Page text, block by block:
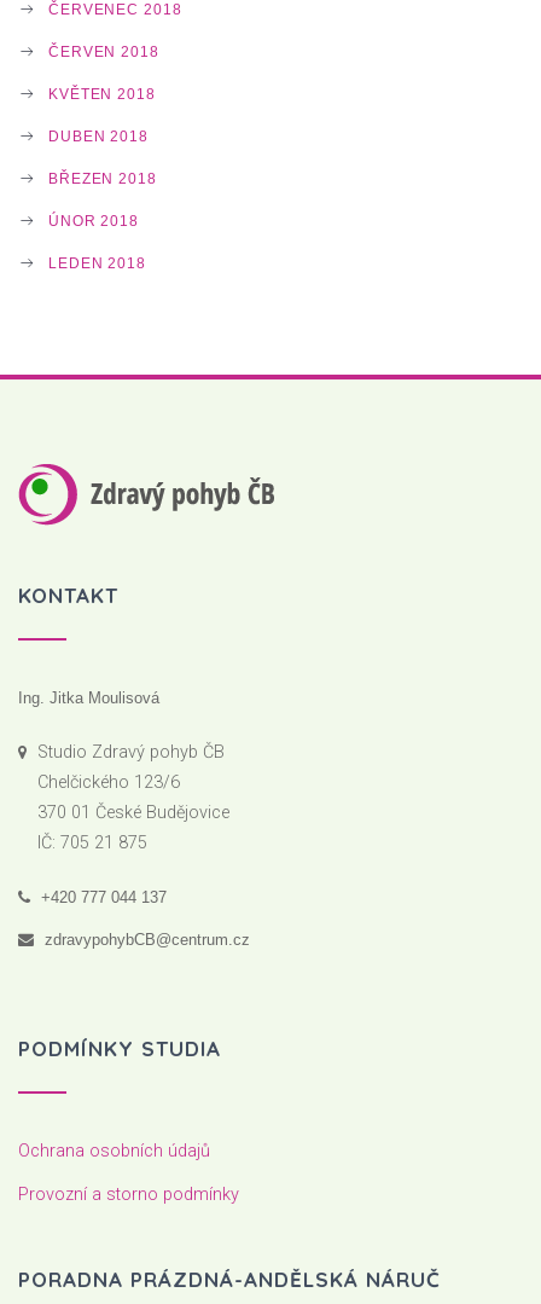
ČERVENEC 2018
ČERVEN 2018
KVĚTEN 2018
DUBEN 2018
BŘEZEN 2018
ÚNOR 2018
LEDEN 2018
KONTAKT
Ing. Jitka Moulisová
Studio Zdravý pohyb ČB
Chelčického 123/6
370 01 České Budějovice
IČ: 705 21 875
+420 777 044 137
zdravypohybCB@centrum.cz
PODMÍNKY STUDIA
Ochrana osobních údajů
Provozní a storno podmínky
PORADNA PRÁZDNÁ-ANDĚLSKÁ NÁRUČ